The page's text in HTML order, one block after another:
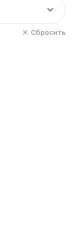
Сбросить